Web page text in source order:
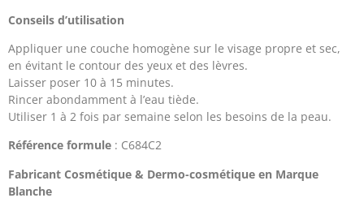
Conseils d’utilisation
Appliquer une couche homogène sur le visage propre et sec,
en évitant le contour des yeux et des lèvres.
Laisser poser 10 à 15 minutes.
Rincer abondamment à l’eau tiède.
Utiliser 1 à 2 fois par semaine selon les besoins de la peau.
Référence formule : C684C2
Fabricant Cosmétique & Dermo-cosmétique en Marque
Blanche